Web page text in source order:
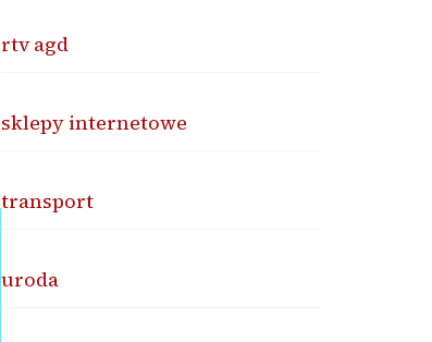
rtv agd
sklepy internetowe
transport
uroda